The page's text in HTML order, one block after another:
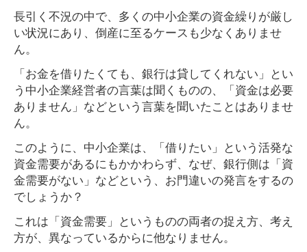
長引く不況の中で、多くの中小企業の資金繰りが厳し
い状況にあり、倒産に至るケースも少なくありませ
ん。
「お金を借りたくても、銀行は貸してくれない」とい
う中小企業経営者の言葉は聞くものの、「資金は必要
ありません」などという言葉を聞いたことはありませ
ん。
このように、中小企業は、「借りたい」という活発な
資金需要があるにもかかわらず、なぜ、銀行側は「資
金需要がない」などという、お門違いの発言をするの
でしょうか？
これは「資金需要」というものの両者の捉え方、考え
方が、異なっているからに他なりません。